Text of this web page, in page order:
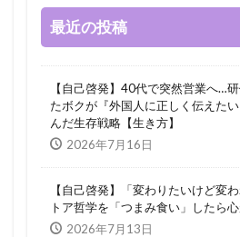
最近の投稿
【自己啓発】40代で突然営業へ…
たボクが『外国人に正しく伝えた
んだ生存戦略【生き方】
2026年7月16日
【自己啓発】「変わりたいけど変
トア哲学を「つまみ食い」したら
2026年7月13日